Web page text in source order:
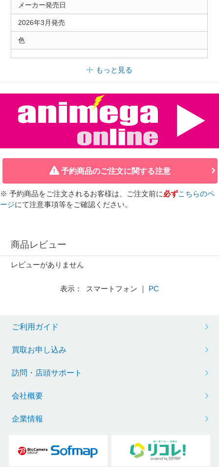
メーカー発売日
2026年3月発売
色
もっと見る
予約商品のご注文に関する注意
※ 予約商品をご注文されるお客様は、ご注文前に必ずこちらのペ
ージにて注意事項等をご確認ください。
商品レビュー
レビューがありません
表示： スマートフォン ｜ PC
ご利用ガイド
買取お申し込み
訪問・店頭サポート
会社概要
企業情報